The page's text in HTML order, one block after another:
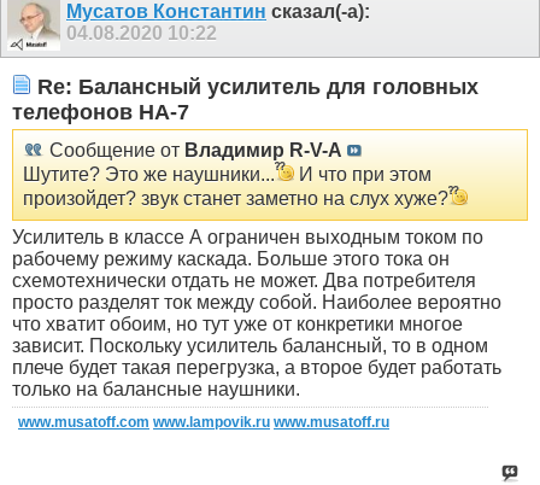
Мусатов Константин сказал(-а):
04.08.2020 10:22
Re: Балансный усилитель для головных
телефонов HA-7
Сообщение от Владимир R-V-A
Шутите? Это же наушники...
И что при этом
произойдет? звук станет заметно на слух хуже?
Усилитель в классе А ограничен выходным током по
рабочему режиму каскада. Больше этого тока он
схемотехнически отдать не может. Два потребителя
просто разделят ток между собой. Наиболее вероятно
что хватит обоим, но тут уже от конкретики многое
зависит. Поскольку усилитель балансный, то в одном
плече будет такая перегрузка, а второе будет работать
только на балансные наушники.
www.musatoff.com www.lampovik.ru www.musatoff.ru